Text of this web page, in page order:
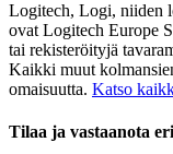
Logitech, Logi, niiden
ovat Logitech Europe
tai rekisteröityjä
Kaikki muut
omaisuutta. Katso
Tilaa ja vastaanota